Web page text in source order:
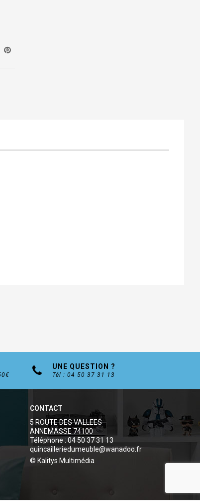
UNE QUESTION ?
Tél : 04 50 37 31 13
CONTACT
5 ROUTE DES VALLEES
ANNEMASSE 74100
Téléphone : 04 50 37 31 13
quincailleriedumeuble@wanadoo.fr
© Kalitys Multimédia